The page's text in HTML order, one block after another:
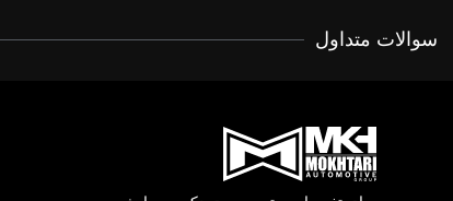
سوالات متداول